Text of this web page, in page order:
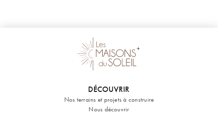
DÉCOUVRIR
Nos terrains et projets à construire
Nous découvrir